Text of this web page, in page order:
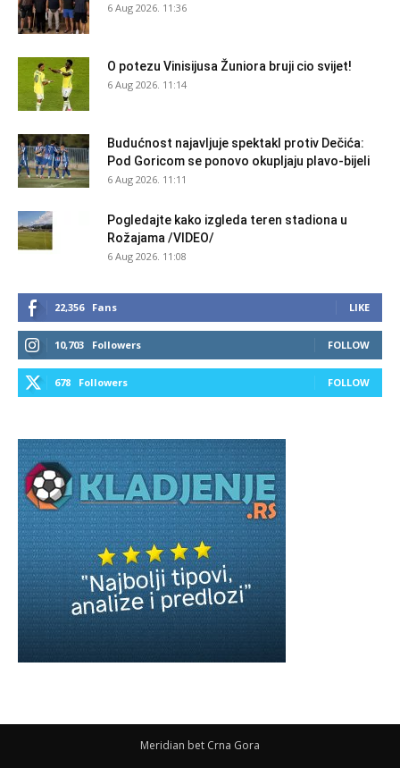
6 Aug 2026. 11:36
O potezu Vinisijusa Žuniora bruji cio svijet!
6 Aug 2026. 11:14
Budućnost najavljuje spektakl protiv Dečića:
Pod Goricom se ponovo okupljaju plavo-bijeli
6 Aug 2026. 11:11
Pogledajte kako izgleda teren stadiona u
Rožajama /VIDEO/
6 Aug 2026. 11:08
22,356 Fans LIKE
10,703 Followers FOLLOW
678 Followers FOLLOW
Meridian bet Crna Gora